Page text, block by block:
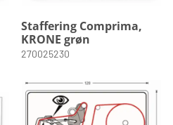
Staffering Comprima,
KRONE grøn
270025230